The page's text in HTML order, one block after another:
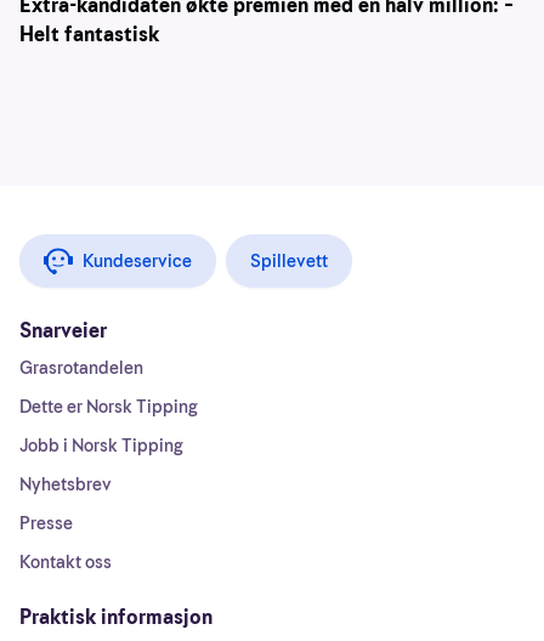
Extra-kandidaten økte premien med en halv million: –
Helt fantastisk
Kundeservice Spillevett
Snarveier
Grasrotandelen
Dette er Norsk Tipping
Jobb i Norsk Tipping
Nyhetsbrev
Presse
Kontakt oss
Praktisk informasjon